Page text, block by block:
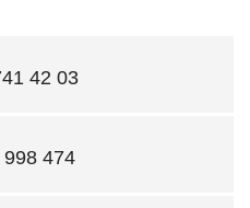
42 03
998 474